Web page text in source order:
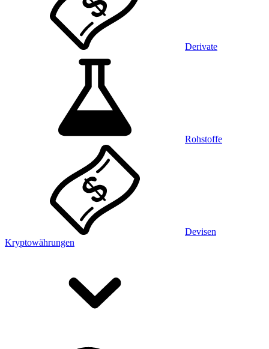
Derivate
Rohstoffe
Devisen
Kryptowährungen